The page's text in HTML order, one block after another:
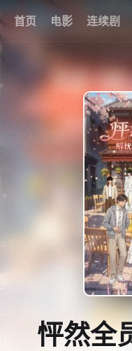
首页 电影 连续剧
怦然全